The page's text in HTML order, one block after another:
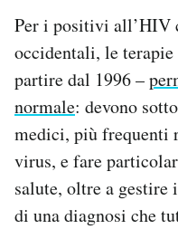
Per i positivi all’HIV
occidentali, le
partire dal 1996 –
normale: devono
medici, più frequenti
virus, e fare
salute, oltre a
di una diagnosi che